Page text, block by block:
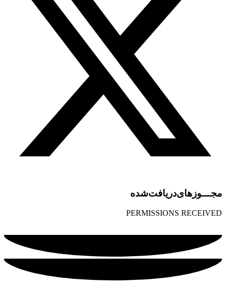
مجـــوز‌های‌دریافت‌شده
PERMISSIONS RECEIVED